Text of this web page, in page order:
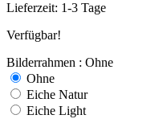
Lieferzeit: 1-3 Tage
Verfügbar!
Bilderrahmen : Ohne
Ohne
Eiche Natur
Eiche Light